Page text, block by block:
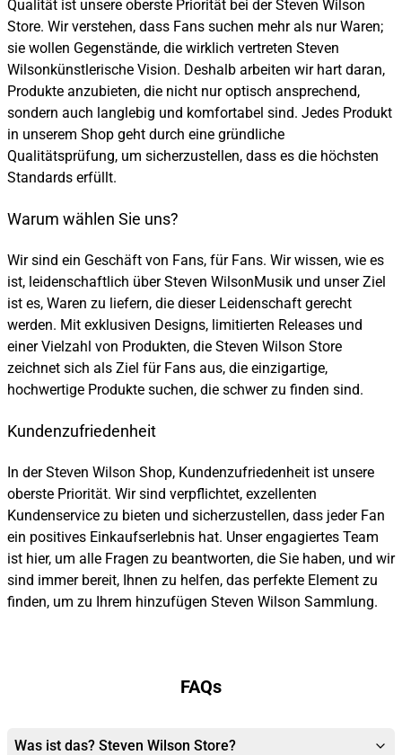
Qualität ist unsere oberste Priorität bei der Steven Wilson
Store. Wir verstehen, dass Fans suchen mehr als nur Waren;
sie wollen Gegenstände, die wirklich vertreten Steven
Wilsonkünstlerische Vision. Deshalb arbeiten wir hart daran,
Produkte anzubieten, die nicht nur optisch ansprechend,
sondern auch langlebig und komfortabel sind. Jedes Produkt
in unserem Shop geht durch eine gründliche
Qualitätsprüfung, um sicherzustellen, dass es die höchsten
Standards erfüllt.
Warum wählen Sie uns?
Wir sind ein Geschäft von Fans, für Fans. Wir wissen, wie es
ist, leidenschaftlich über Steven WilsonMusik und unser Ziel
ist es, Waren zu liefern, die dieser Leidenschaft gerecht
werden. Mit exklusiven Designs, limitierten Releases und
einer Vielzahl von Produkten, die Steven Wilson Store
zeichnet sich als Ziel für Fans aus, die einzigartige,
hochwertige Produkte suchen, die schwer zu finden sind.
Kundenzufriedenheit
In der Steven Wilson Shop, Kundenzufriedenheit ist unsere
oberste Priorität. Wir sind verpflichtet, exzellenten
Kundenservice zu bieten und sicherzustellen, dass jeder Fan
ein positives Einkaufserlebnis hat. Unser engagiertes Team
ist hier, um alle Fragen zu beantworten, die Sie haben, und wir
sind immer bereit, Ihnen zu helfen, das perfekte Element zu
finden, um zu Ihrem hinzufügen Steven Wilson Sammlung.
FAQs
Was ist das? Steven Wilson Store?